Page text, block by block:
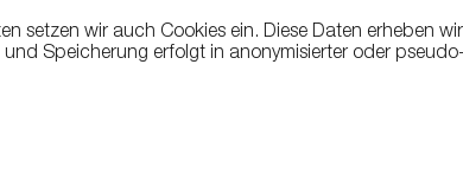
setzen wir auch Cookies ein. Diese Daten erheben
Speicherung erfolgt in anonymisierter oder